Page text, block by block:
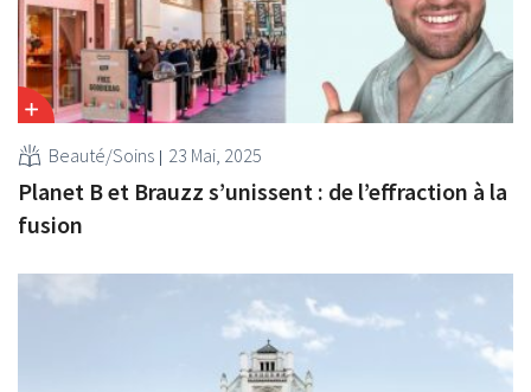
Beauté/Soins 23 Mai, 2025
Planet B et Brauzz s’unissent : de l’effraction à la
fusion